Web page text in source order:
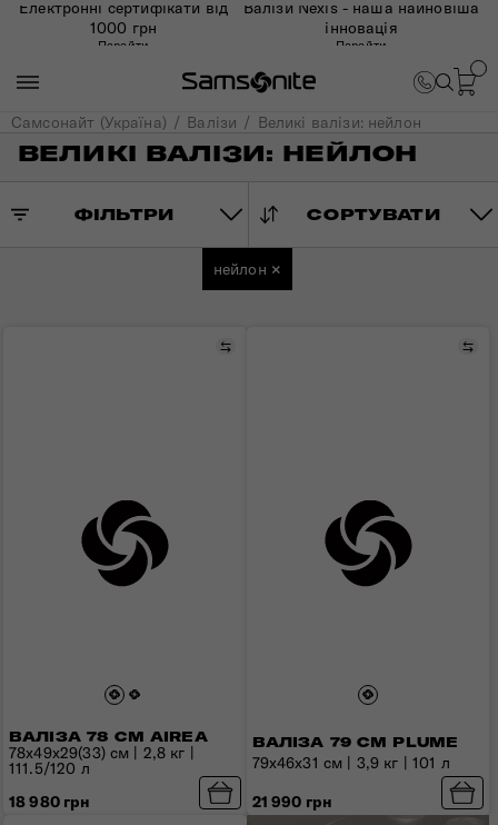
Електронні сертифікати від
1000 грн
Перейти
Валізи Nexis - наша найновіша
інновація
Перейти
Самсонайт (Україна) Валізи Великі валізи: нейлон
ВЕЛИКІ ВАЛІЗИ: НЕЙЛОН
ФІЛЬТРИ СОРТУВАТИ
нейлон ×
ВАЛІЗА 78 СМ AIREA
Порівняти
78x49x29(33) см | 2,8 кг |
111.5/120 л
18 980 грн
ВАЛІЗА 79 СМ PLUME
79x46x31 см | 3,9 кг | 101 л
21 990 грн